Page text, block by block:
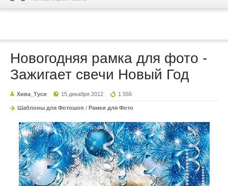
Новогодняя рамка для фото -
Зажигает свечи Новый Год
Хива_Туся 15 декабря 2012 1 556
Шаблоны для Фотошоп / Рамки для Фото